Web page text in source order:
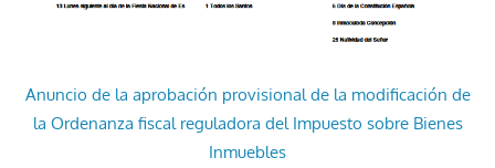
Anuncio de la aprobación provisional de la modificación de
la Ordenanza fiscal reguladora del Impuesto sobre Bienes
Inmuebles